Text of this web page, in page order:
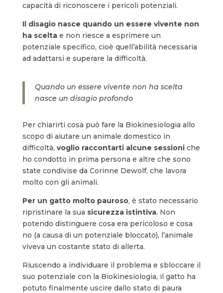
capacità di riconoscere i pericoli potenziali.
Il disagio nasce quando un essere vivente non
ha scelta e non riesce a esprimere un
potenziale specifico, cioè quell’abilità necessaria
ad adattarsi e superare la difficoltà.
Quando un essere vivente non ha scelta
nasce un disagio profondo
Per chiarirti cosa può fare la Biokinesiologia allo
scopo di aiutare un animale domestico in
difficoltà, voglio raccontarti alcune sessioniche
ho condotto in prima persona e altre che sono
state condivise da Corinne Dewolf, che lavora
molto con gli animali.
Per un gatto molto pauroso, è stato necessario
ripristinare la sua sicurezza istintiva. Non
potendo distinguere cosa era pericoloso e cosa
no (a causa di un potenziale bloccato), l’animale
viveva un costante stato di allerta.
Riuscendo a individuare il problema e sbloccare il
suo potenziale con la Biokinesiologia, il gatto ha
potuto finalmente uscire dallo stato di paura